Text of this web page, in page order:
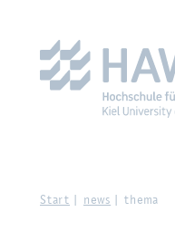
Start news thema